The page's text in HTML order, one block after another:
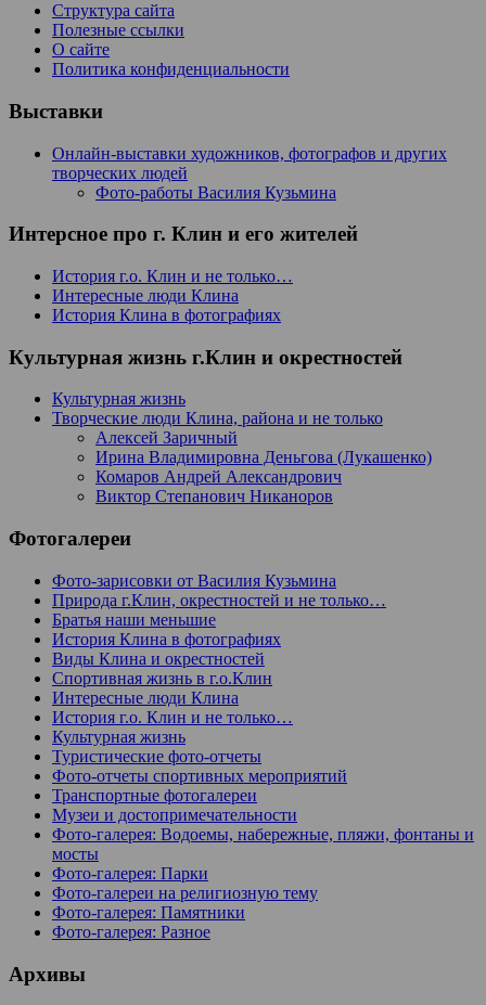
Структура сайта
Полезные ссылки
О сайте
Политика конфиденциальности
Выставки
Онлайн-выставки художников, фотографов и других
творческих людей
Фото-работы Василия Кузьмина
Интерсное про г. Клин и его жителей
История г.о. Клин и не только…
Интересные люди Клина
История Клина в фотографиях
Культурная жизнь г.Клин и окрестностей
Культурная жизнь
Творческие люди Клина, района и не только
Алексей Заричный
Ирина Владимировна Деньгова (Лукашенко)
Комаров Андрей Александрович
Виктор Степанович Никаноров
Фотогалереи
Фото-зарисовки от Василия Кузьмина
Природа г.Клин, окрестностей и не только…
Братья наши меньшие
История Клина в фотографиях
Виды Клина и окрестностей
Спортивная жизнь в г.о.Клин
Интересные люди Клина
История г.о. Клин и не только…
Культурная жизнь
Туристические фото-отчеты
Фото-отчеты спортивных мероприятий
Транспортные фотогалереи
Музеи и достопримечательности
Фото-галерея: Водоемы, набережные, пляжи, фонтаны и
мосты
Фото-галерея: Парки
Фото-галереи на религиозную тему
Фото-галерея: Памятники
Фото-галерея: Разное
Архивы